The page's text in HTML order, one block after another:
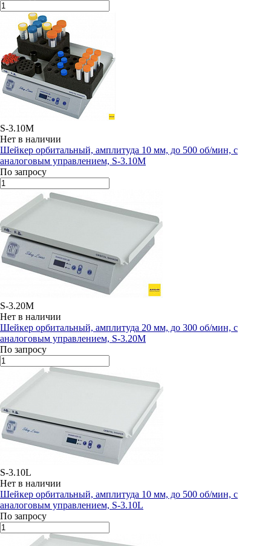
S-3.10M
Нет в наличии
Шейкер орбитальный, амплитуда 10 мм, до 500 об/мин, с
аналоговым управлением, S-3.10M
По запросу
S-3.20M
Нет в наличии
Шейкер орбитальный, амплитуда 20 мм, до 300 об/мин, с
аналоговым управлением, S-3.20M
По запросу
S-3.10L
Нет в наличии
Шейкер орбитальный, амплитуда 10 мм, до 500 об/мин, с
аналоговым управлением, S-3.10L
По запросу